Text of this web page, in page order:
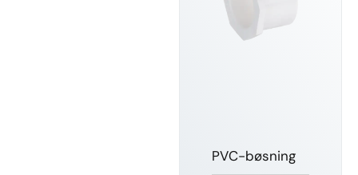
PVC-bøsning